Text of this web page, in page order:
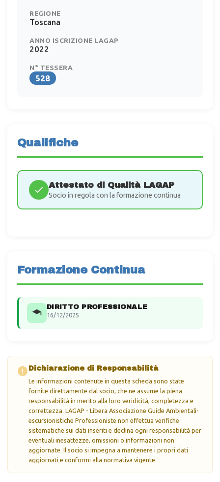
REGIONE
Toscana
ANNO ISCRIZIONE LAGAP
2022
N° TESSERA
528
Qualifiche
Attestato di Qualità LAGAP
Socio in regola con la formazione continua
Formazione Continua
DIRITTO PROFESSIONALE
16/12/2025
Dichiarazione di Responsabilità
Le informazioni contenute in questa scheda sono state
fornite direttamente dal socio, che ne assume la piena
responsabilità in merito alla loro veridicità, completezza e
correttezza. LAGAP - Libera Associazione Guide Ambientali-
escursionistiche Professioniste non effettua verifiche
sistematiche sui dati inseriti e declina ogni responsabilità per
eventuali inesattezze, omissioni o informazioni non
aggiornate. Il socio si impegna a mantenere i propri dati
aggiornati e conformi alla normativa vigente.